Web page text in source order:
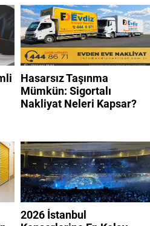
Hasarsız Taşınma
Mümkün: Sigortalı
Nakliyat Neleri Kapsar?
2026 İstanbul